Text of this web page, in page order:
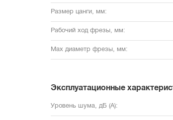
Размер цанги, мм:
Рабочий ход фрезы, мм:
Max диаметр фрезы, мм:
Эксплуатационные
Уровень шума, дБ (А):